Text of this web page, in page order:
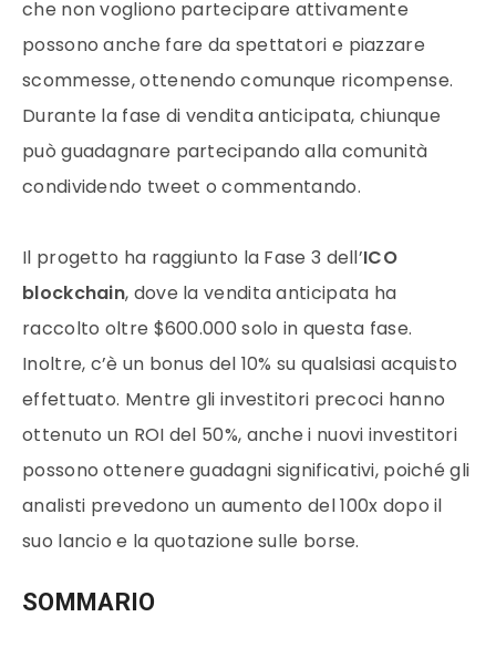
che non vogliono partecipare attivamente
possono anche fare da spettatori e piazzare
scommesse, ottenendo comunque ricompense.
Durante la fase di vendita anticipata, chiunque
può guadagnare partecipando alla comunità
condividendo tweet o commentando.
Il progetto ha raggiunto la Fase 3 dell’ICO
blockchain, dove la vendita anticipata ha
raccolto oltre $600.000 solo in questa fase.
Inoltre, c’è un bonus del 10% su qualsiasi acquisto
effettuato. Mentre gli investitori precoci hanno
ottenuto un ROI del 50%, anche i nuovi investitori
possono ottenere guadagni significativi, poiché gli
analisti prevedono un aumento del 100x dopo il
suo lancio e la quotazione sulle borse.
SOMMARIO